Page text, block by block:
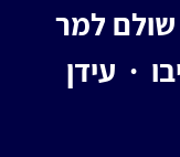
למר
· עידן